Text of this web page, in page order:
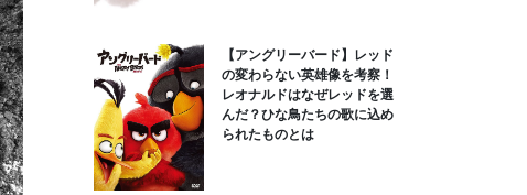
【アングリーバード】レッド
の変わらない英雄像を考察！
レオナルドはなぜレッドを選
んだ？ひな鳥たちの歌に込め
られたものとは